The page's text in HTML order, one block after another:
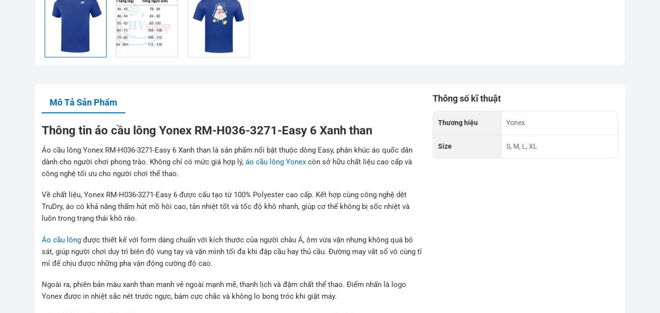
Mô Tả Sản Phẩm
Thông tin áo cầu lông Yonex RM-H036-3271-Easy 6 Xanh than
Áo cầu lông Yonex RM-H036-3271-Easy 6 Xanh than là sản phẩm nổi bật thuộc dòng Easy, phân khúc áo quốc dân
dành cho người chơi phong trào. Không chỉ có mức giá hợp lý,áo cầu lông Yonex còn sở hữu chất liệu cao cấp và
công nghệ tối ưu cho người chơi thể thao.
Về chất liệu, Yonex RM-H036-3271-Easy 6 được cấu tạo từ 100% Polyester cao cấp. Kết hợp cùng công nghệ dệt
TruDry, áo có khả năng thấm hút mồ hôi cao, tản nhiệt tốt và tốc độ khô nhanh, giúp cơ thể không bị sốc nhiệt và
luôn trong trạng thái khô ráo.
Áo cầu lông được thiết kế với form dáng chuẩn với kích thước của người châu Á, ôm vừa vặn nhưng không quá bó
sát, giúp người chơi duy trì biên độ vung tay và vặn mình tối đa khi đập cầu hay thủ cầu. Đường may vắt sổ vô cùng tỉ
mỉ để chịu được những pha vận động cường độ cao.
Ngoài ra, phiên bản màu xanh than manh vẻ ngoài mạnh mẽ, thanh lịch và đậm chất thể thao. Điểm nhấn là logo
Yonex được in nhiệt sắc nét trước ngực, bám cực chắc và không lo bong tróc khi giặt máy.
Thông số kĩ thuật
Thương hiệu Yonex
Size S, M, L, XL